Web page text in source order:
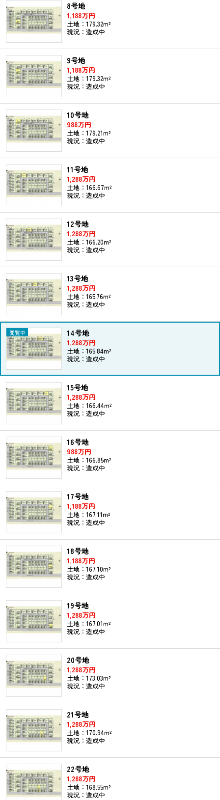
8号地
1,188万円
土地：179.32m²
現況：造成中
9号地
1,188万円
土地：179.32m²
現況：造成中
10号地
988万円
土地：179.21m²
現況：造成中
11号地
1,288万円
土地：166.67m²
現況：造成中
12号地
1,288万円
土地：166.20m²
現況：造成中
13号地
1,288万円
土地：165.76m²
現況：造成中
14号地
1,288万円
土地：165.84m²
現況：造成中
15号地
1,288万円
土地：166.44m²
現況：造成中
16号地
988万円
土地：166.85m²
現況：造成中
17号地
1,188万円
土地：167.11m²
現況：造成中
18号地
1,188万円
土地：167.10m²
現況：造成中
19号地
1,288万円
土地：167.01m²
現況：造成中
20号地
1,288万円
土地：173.03m²
現況：造成中
21号地
1,288万円
土地：170.94m²
現況：造成中
22号地
1,288万円
土地：168.55m²
現況：造成中